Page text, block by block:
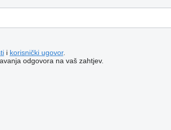
i korisnički ugovor.
odgovora na vaš zahtjev.